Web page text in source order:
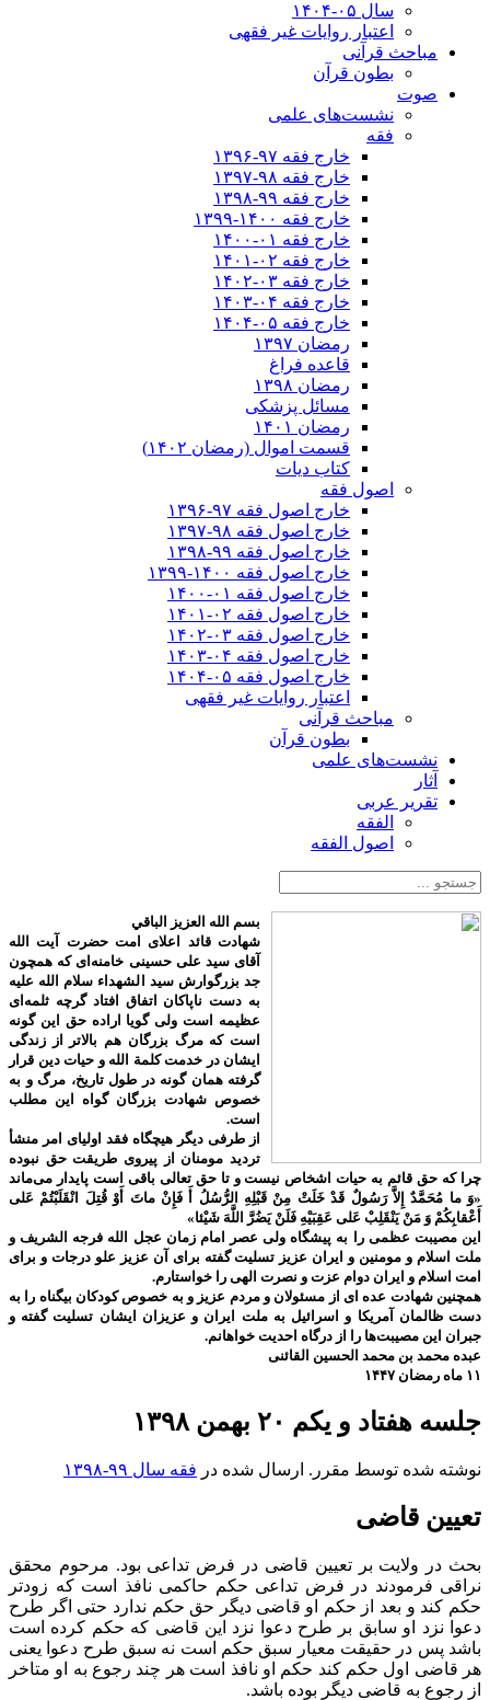
سال ۰۵-۱۴۰۴
اعتبار روایات غیر فقهی
مباحث قرآنی
بطون قرآن
صوت
نشست‌های علمی
فقه
خارج فقه ۹۷-۱۳۹۶
خارج فقه ۹۸-۱۳۹۷
خارج فقه ۹۹-۱۳۹۸
خارج فقه ۱۴۰۰-۱۳۹۹
خارج فقه ۰۱-۱۴۰۰
خارج فقه ۰۲-۱۴۰۱
خارج فقه ۰۳-۱۴۰۲
خارج فقه ۰۴-۱۴۰۳
خارج فقه ۰۵-۱۴۰۴
رمضان ۱۳۹۷
قاعده فراغ
رمضان ۱۳۹۸
مسائل پزشکی
رمضان ۱۴۰۱
قسمت اموال (رمضان ۱۴۰۲)
کتاب دیات
اصول فقه
خارج اصول فقه ۹۷-۱۳۹۶
خارج اصول فقه ۹۸-۱۳۹۷
خارج اصول فقه ۹۹-۱۳۹۸
خارج اصول فقه ۱۴۰۰-۱۳۹۹
خارج اصول فقه ۰۱-۱۴۰۰
خارج اصول فقه ۰۲-۱۴۰۱
خارج اصول فقه ۰۳-۱۴۰۲
خارج اصول فقه ۰۴-۱۴۰۳
خارج اصول فقه ۰۵-۱۴۰۴
اعتبار روایات غیر فقهی
مباحث قرآنی
بطون قرآن
نشست‌های علمی
آثار
تقریر عربی
الفقه
اصول الفقه
بسم الله العزیز الباقي
شهادت قائد اعلای امت حضرت آیت الله
آقای سید علی حسینی خامنه‌ای که همچون
جد بزرگوارش سید الشهداء سلام الله علیه
به دست ناپاکان اتفاق افتاد گرچه ثلمه‌ای
عظیمه است ولی گویا اراده حق این گونه
است که مرگ بزرگان هم بالاتر از زندگی
ایشان در خدمت کلمة الله و حیات دین قرار
گرفته همان گونه در طول تاریخ، مرگ و به
خصوص شهادت بزرگان گواه این مطلب
است.
از طرفی دیگر هیچگاه فقد اولیای امر منشأ
تردید مومنان از پیروی طریقت حق نبوده
چرا که حق قائم به حیات اشخاص نیست و تا حق تعالی باقی است پایدار می‌ماند
«وَ ما مُحَمَّدٌ إِلاَّ رَسُولٌ قَدْ خَلَتْ مِنْ قَبْلِهِ الرُّسُلُ أَ فَإِنْ ماتَ أَوْ قُتِلَ انْقَلَبْتُمْ عَلى‌
أَعْقابِكُمْ وَ مَنْ يَنْقَلِبْ عَلى‌ عَقِبَيْهِ فَلَنْ يَضُرَّ اللَّهَ شَيْئا»
این مصیبت عظمی را به پیشگاه ولی عصر امام زمان عجل الله فرجه الشریف و
ملت اسلام و مومنین و ایران عزیز تسلیت گفته برای آن عزیز علو درجات و برای
امت اسلام و ایران دوام عزت و نصرت الهی را خواستارم.
همچنین شهادت عده ای از مسئولان و مردم عزیز و به خصوص کودکان بیگناه را به
دست ظالمان آمریکا و اسرائیل به ملت ایران و عزیزان ایشان تسلیت گفته و
جبران این مصیبت‌ها را از درگاه احدیت خواهانم.
عبده محمد بن محمد الحسین القائنی
۱۱ ماه رمضان ۱۴۴۷
جلسه هفتاد و یکم ۲۰ بهمن ۱۳۹۸
نوشته شده توسط مقرر. ارسال شده در فقه سال ۹۹-۱۳۹۸
تعیین قاضی
بحث در ولایت بر تعیین قاضی در فرض تداعی بود. مرحوم محقق
نراقی فرمودند در فرض تداعی حکم حاکمی نافذ است که زودتر
حکم کند و بعد از حکم او قاضی دیگر حق حکم ندارد حتی اگر طرح
دعوا نزد او سابق بر طرح دعوا نزد این قاضی که حکم کرده است
باشد پس در حقیقت معیار سبق حکم است نه سبق طرح دعوا یعنی
هر قاضی اول حکم کند حکم او نافذ است هر چند رجوع به او متاخر
از رجوع به قاضی دیگر بوده باشد.